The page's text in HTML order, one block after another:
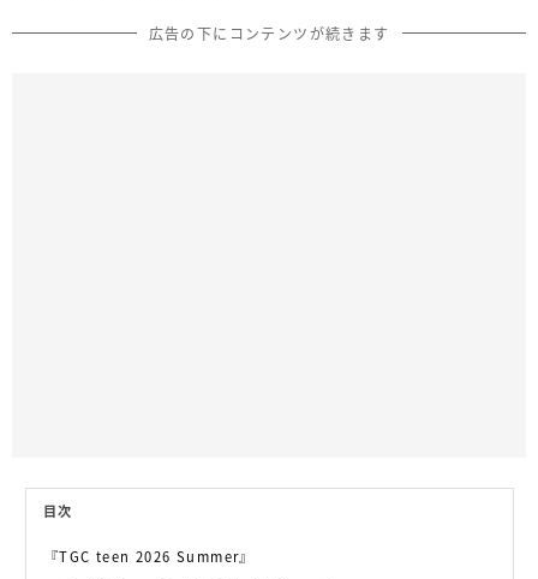
広告の下にコンテンツが続きます
目次
『TGC teen 2026 Summer』